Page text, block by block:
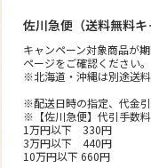
佐川急便（送料無料キ
キャンペーン対象商品が
ページをご確認ください。
※北海道・沖縄は別途送料
※配送日時の指定、代金引
※【佐川急便】代引手数料
1万円以下 330円
3万円以下 440円
10万円以下 660円